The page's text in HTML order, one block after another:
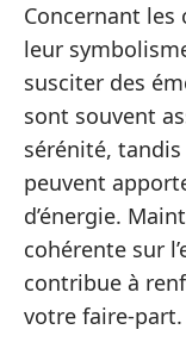
Concernant les
leur
susciter des
sont souvent
sérénité,
peuvent
d’énergie.
cohérente sur
contribue à
votre faire-part.